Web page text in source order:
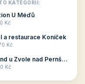
dostupné
v ČR. Budete
KATEGORII:
U Méďů
Kč
a restaurace Koníček
Kč
Šikland u Zvole nad Pernštejnem
Kč